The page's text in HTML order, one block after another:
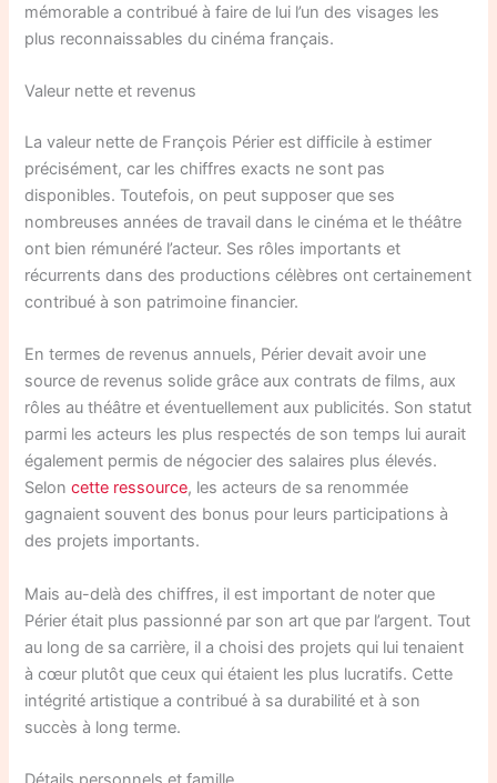
mémorable a contribué à faire de lui l’un des visages les
plus reconnaissables du cinéma français.
Valeur nette et revenus
La valeur nette de François Périer est difficile à estimer
précisément, car les chiffres exacts ne sont pas
disponibles. Toutefois, on peut supposer que ses
nombreuses années de travail dans le cinéma et le théâtre
ont bien rémunéré l’acteur. Ses rôles importants et
récurrents dans des productions célèbres ont certainement
contribué à son patrimoine financier.
En termes de revenus annuels, Périer devait avoir une
source de revenus solide grâce aux contrats de films, aux
rôles au théâtre et éventuellement aux publicités. Son statut
parmi les acteurs les plus respectés de son temps lui aurait
également permis de négocier des salaires plus élevés.
Seloncette ressource, les acteurs de sa renommée
gagnaient souvent des bonus pour leurs participations à
des projets importants.
Mais au-delà des chiffres, il est important de noter que
Périer était plus passionné par son art que par l’argent. Tout
au long de sa carrière, il a choisi des projets qui lui tenaient
à cœur plutôt que ceux qui étaient les plus lucratifs. Cette
intégrité artistique a contribué à sa durabilité et à son
succès à long terme.